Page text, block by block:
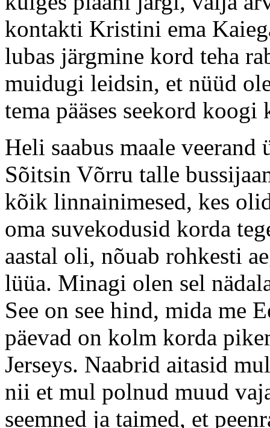
kontakti Kristini ema
lubas järgmine kord teha
muidugi leidsin, et nüüd
tema pääses seekord koogi
Heli saabus maale
Sõitsin Võrru talle
kõik linnainimesed, kes
oma suvekodusid korda
aastal oli, nõuab rohkesti
lüüa. Minagi olen sel
See on see hind, mida me
päevad on kolm korda
Jerseys. Naabrid aitasid
nii et mul polnud muud
seemned ja taimed, et